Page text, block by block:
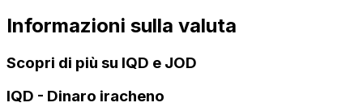
Informazioni sulla valuta
Scopri di più su IQD e JOD
IQD - Dinaro iracheno